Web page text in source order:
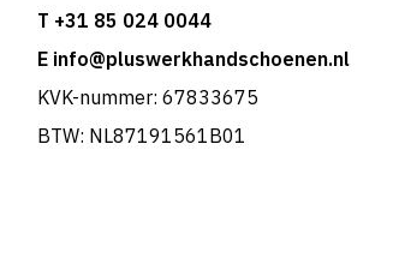
T +31 85 024 0044
E info@pluswerkhandschoenen.nl
KVK-nummer: 67833675
BTW: NL87191561B01